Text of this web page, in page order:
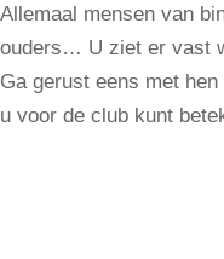
Allemaal mensen van
ouders… U ziet er vast
Ga gerust eens met
u voor de club kunt